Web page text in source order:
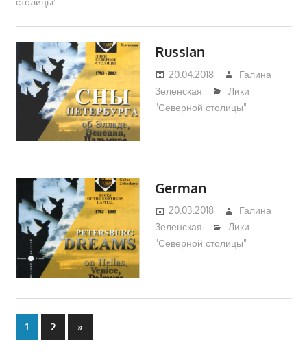
Russian
20.04.2018
Галина
Зеленская
Лики
"Северной столицы"
German
20.03.2018
Галина
Зеленская
Лики
"Северной столицы"
Пагинация
1 2
Next
Posts
»